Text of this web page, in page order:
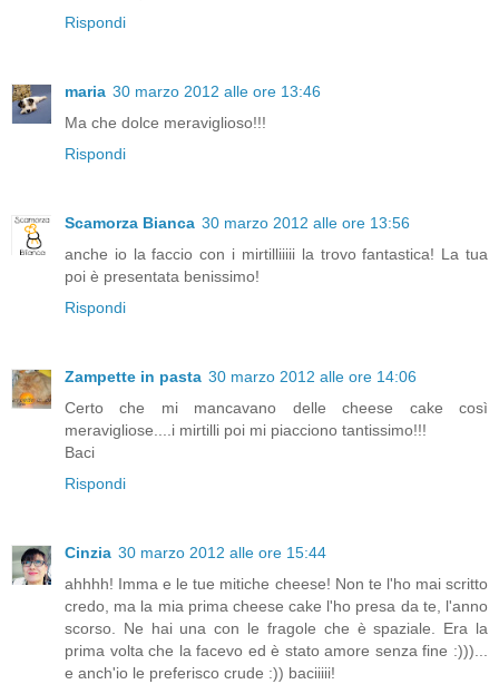
Rispondi
maria 30 marzo 2012 alle ore 13:46
Ma che dolce meraviglioso!!!
Rispondi
Scamorza Bianca 30 marzo 2012 alle ore 13:56
anche io la faccio con i mirtilliiiii la trovo fantastica! La tua
poi è presentata benissimo!
Rispondi
Zampette in pasta 30 marzo 2012 alle ore 14:06
Certo che mi mancavano delle cheese cake così
meravigliose....i mirtilli poi mi piacciono tantissimo!!!
Baci
Rispondi
Cinzia 30 marzo 2012 alle ore 15:44
ahhhh! Imma e le tue mitiche cheese! Non te l'ho mai scritto
credo, ma la mia prima cheese cake l'ho presa da te, l'anno
scorso. Ne hai una con le fragole che è spaziale. Era la
prima volta che la facevo ed è stato amore senza fine :)))...
e anch'io le preferisco crude :)) baciiiii!